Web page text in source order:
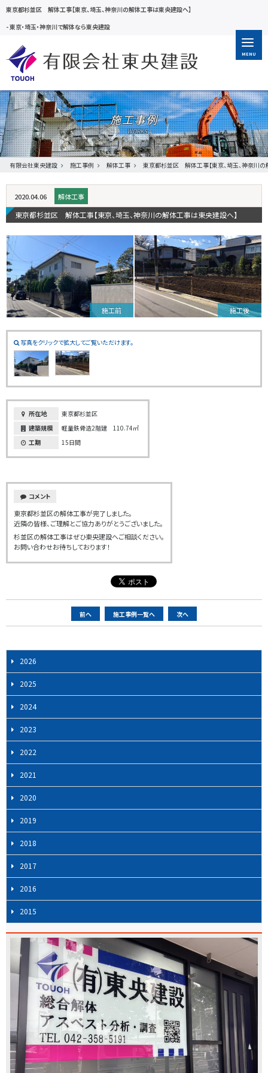
東京都杉並区 解体工事【東京、埼玉、神奈川の解体工事は東央建設へ】
-東京・埼玉・神奈川で解体なら東央建設
MENU
施工事例
有限会社東央建設 施工事例 解体工事 東京都杉並区 解体工事【東京、埼玉、神奈川の
2020.04.06 解体工事
東京都杉並区 解体工事【東京、埼玉、神奈川の解体工事は東央建設へ】
施工前 施工後
写真をクリックで拡大してご覧いただけます。
所在地
東京都杉並区
建築規模
軽量鉄骨造2階建 110.74㎡
工期
15日間
コメント
東京都杉並区の解体工事が完了しました。
近隣の皆様、ご理解とご協力ありがとうございました。
杉並区の解体工事はぜひ東央建設へご相談ください。
お問い合わせお待ちしております！
ー
ナ
ビ
ゲ
ー
シ
ョ
ン
前へ 施工事例一覧へ 次へ
2026
2025
2024
2023
2022
2021
2020
2019
2018
2017
2016
2015